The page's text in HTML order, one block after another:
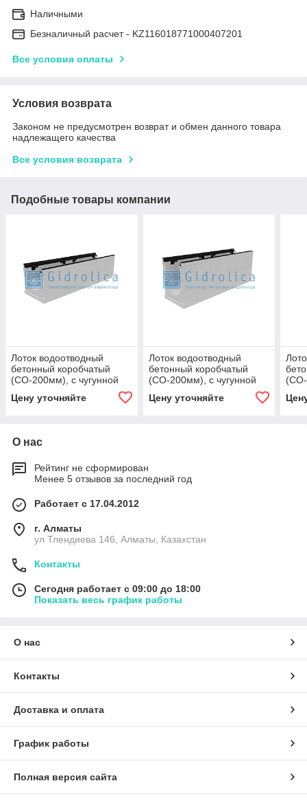
Наличными
Безналичный расчет - KZ116018771000407201
Все условия оплаты
Условия возврата
Законом не предусмотрен возврат и обмен данного товара
надлежащего качества
Все условия возврата
Подобные товары компании
Лоток водоотводный
бетонный коробчатый
(СО-200мм), с чугунной
насадкой, с уклоном 0,5%
КUу 100.29,8
Цену уточняйте
Лоток водоотводный
бетонный коробчатый
(СО-200мм), с чугунной
насадкой, с уклоном 0,5%
КUу 100.29,8
Цену уточняйте
(СО-
КUу
О нас
Рейтинг не сформирован
Менее 5 отзывов за последний год
Работает с 17.04.2012
г. Алматы
ул Тлендиева 146, Алматы, Казахстан
Контакты
Сегодня работает с 09:00 до 18:00
Показать весь график работы
О нас
Контакты
Доставка и оплата
График работы
Полная версия сайта